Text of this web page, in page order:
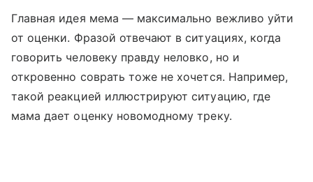
Главная идея мема — максимально вежливо уйти
от оценки. Фразой отвечают в ситуациях, когда
говорить человеку правду неловко, но и
откровенно соврать тоже не хочется. Например,
такой реакцией иллюстрируют ситуацию, где
мама дает оценку новомодному треку.